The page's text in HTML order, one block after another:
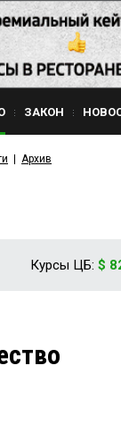
ЗАКОН
Архив
Курсы ЦБ: $